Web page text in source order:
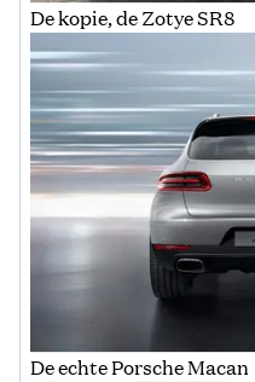
De kopie, de Zotye SR8
De echte Porsche Macan